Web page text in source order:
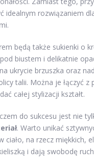
idealnym rozwiązaniem
będą także sukienki o
biustem i delikatnie
ukrycie brzuszka oraz
talii. Można je łączyć z
całej stylizacji kształt.
do sukcesu jest nie
. Warto unikać
ciało, na rzecz miękkich,
i dają swobodę